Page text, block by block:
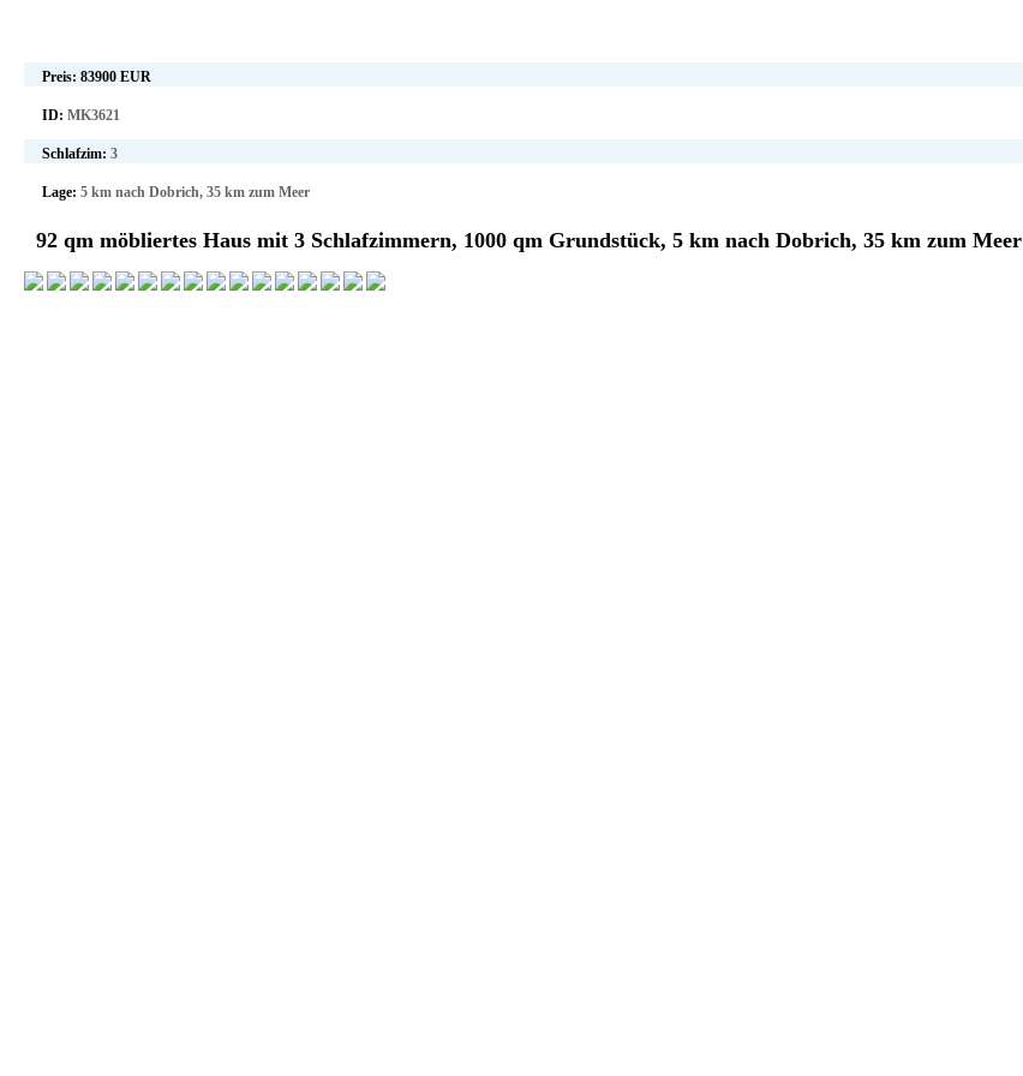
Preis: 83900 EUR
ID: MK3621
Schlafzim: 3
Lage: 5 km nach Dobrich, 35 km zum Meer
92 qm möbliertes Haus mit 3 Schlafzimmern, 1000 qm Grundstück, 5 km nach Dobrich, 35 km zum Meer